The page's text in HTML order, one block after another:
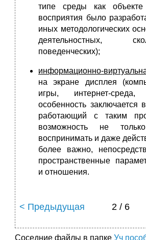
типе среды как объекте
восприятия было
иных методологических
деятельностных,
поведенческих);
информационно-
на экране дисплея
игры, интернет-
особенность заключается
работающий с таким
возможность не
воспринимать и даже
более важно,
пространственные
и отношения.
< Предыдущая 2 / 6
Соседние файлы в папке Уч